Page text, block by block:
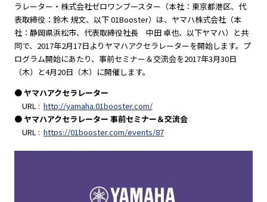
ラレーター・株式会社ゼロワンブースター（本社：東京都港区、代
表取締役：鈴木 規文、以下 01Booster）は、ヤマハ株式会社（本
社：静岡県浜松市、代表取締役社長 中田 卓也、以下ヤマハ）と共
同で、2017年2月17日よりヤマハアクセラレーターを開始します。プ
ログラム開始にあたり、事前セミナー＆交流会を2017年3月30日
（木）と4月20日（木）に開催します。
● ヤマハアクセラレーター
URL : http://yamaha.01booster.com/
● ヤマハアクセラレーター 事前セミナー＆交流会
URL : https://01booster.com/events/87